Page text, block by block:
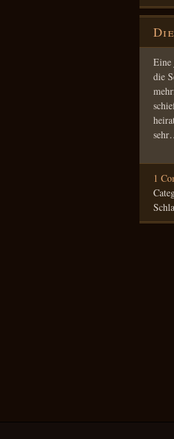
Eine
die
1